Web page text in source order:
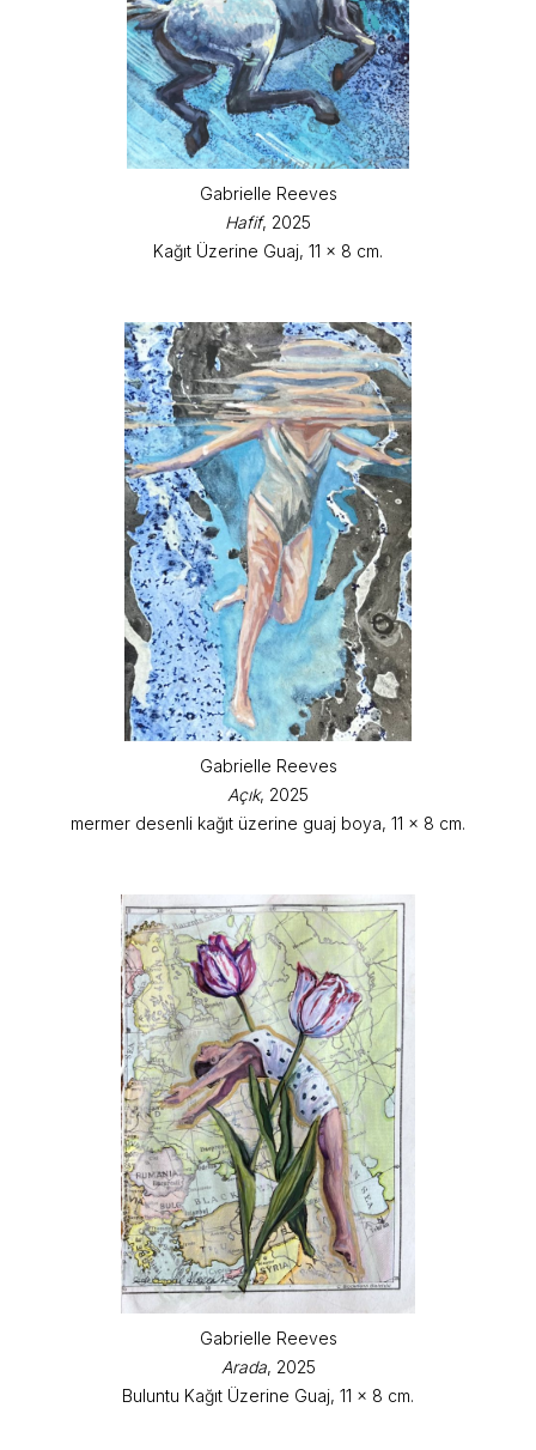
Gabrielle Reeves
Hafif, 2025
Kağıt Üzerine Guaj, 11 x 8 cm.
Gabrielle Reeves
Açık, 2025
mermer desenli kağıt üzerine guaj boya, 11 x 8 cm.
Gabrielle Reeves
Arada, 2025
Buluntu Kağıt Üzerine Guaj, 11 x 8 cm.